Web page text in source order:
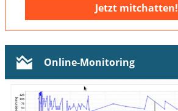
Jetzt mitchatten!
Online-Monitoring